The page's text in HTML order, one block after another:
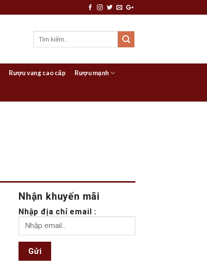
Rượu vang cao cấp Rượu mạnh
Nhận khuyến mãi
Nhập địa chỉ email :
Gửi